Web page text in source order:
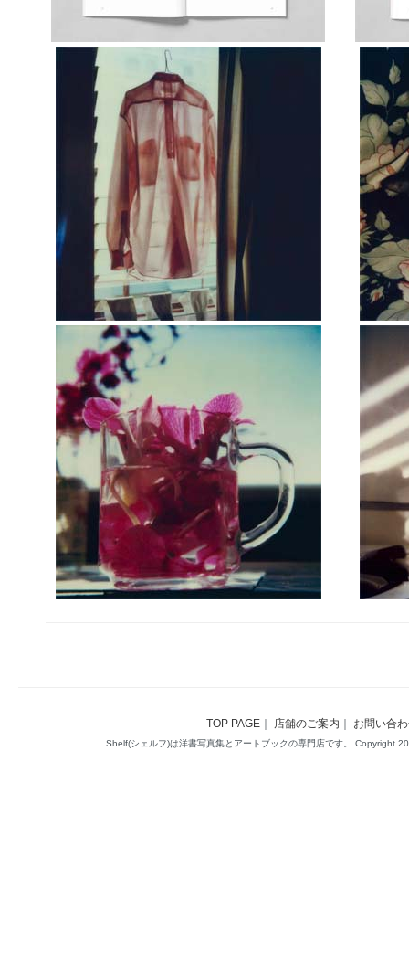
TOP PAGE 店舗のご案内 お問い合
Shelf(シェルフ)は洋書写真集とアートブックの専門店です。 Copyright